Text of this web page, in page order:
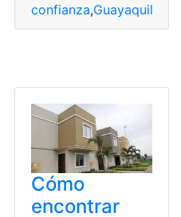
confianza,Guayaquil
Cómo
encontrar